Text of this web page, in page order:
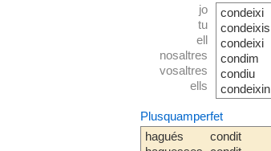
jo
tu
ell
nosaltres
vosaltres
ells
condeixi
condeixis
condeixi
condim
condiu
condeixin
Plusquamperfet
hagués
condit